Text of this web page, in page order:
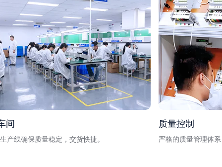
间
产线确保质量稳定，交货快捷。
质量控制
严格的质量管理体